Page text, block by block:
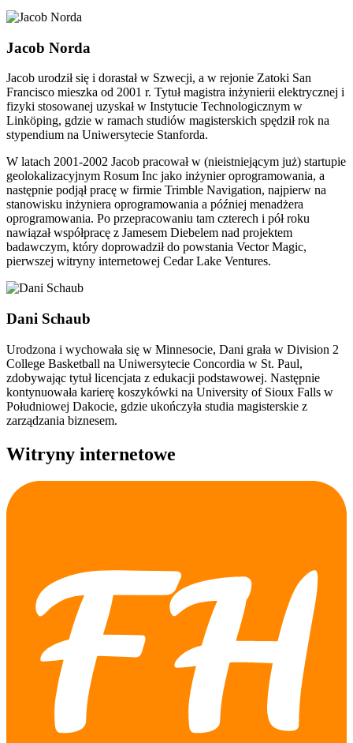
Jacob Norda
Jacob urodził się i dorastał w Szwecji, a w rejonie Zatoki San
Francisco mieszka od 2001 r. Tytuł magistra inżynierii elektrycznej i
fizyki stosowanej uzyskał w Instytucie Technologicznym w
Linköping, gdzie w ramach studiów magisterskich spędził rok na
stypendium na Uniwersytecie Stanforda.
W latach 2001-2002 Jacob pracował w (nieistniejącym już) startupie
geolokalizacyjnym Rosum Inc jako inżynier oprogramowania, a
następnie podjął pracę w firmie Trimble Navigation, najpierw na
stanowisku inżyniera oprogramowania a później menadżera
oprogramowania. Po przepracowaniu tam czterech i pół roku
nawiązał współpracę z Jamesem Diebelem nad projektem
badawczym, który doprowadził do powstania Vector Magic,
pierwszej witryny internetowej Cedar Lake Ventures.
Dani Schaub
Urodzona i wychowała się w Minnesocie, Dani grała w Division 2
College Basketball na Uniwersytecie Concordia w St. Paul,
zdobywając tytuł licencjata z edukacji podstawowej. Następnie
kontynuowała karierę koszykówki na University of Sioux Falls w
Południowej Dakocie, gdzie ukończyła studia magisterskie z
zarządzania biznesem.
Witryny internetowe